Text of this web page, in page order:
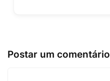
Postar um comentário